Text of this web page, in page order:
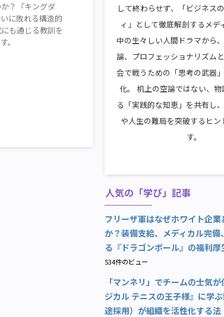
？『キングダ
に敗れる構造的
も通じる教訓を
。
して終わらせず、「ビジネス
ィ」として徹底解剖するメデ
中の生々しい人間ドラマから
論、プロフェッショナリズム
会で戦うための「思考の武器
化。 机上の空論ではない、
る「実践的な知恵」を共有し
や人生の難局を突破するヒン
す。
人気の「学び」記事
フリーザ軍はなぜホワイト企業
か？装備支給、メディカル完
る『ドラゴンボール』の福利厚
534件のビュー
「マンネリ」でチームの士気
ジカル テニスの王子様』に学
途採用）が組織を活性化する法